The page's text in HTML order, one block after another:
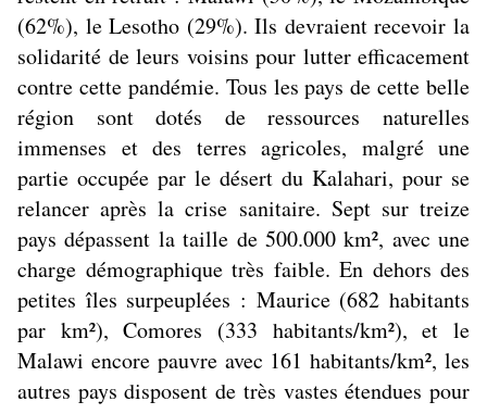
(62%), le Lesotho (29%). Ils devraient recevoir la
solidarité de leurs voisins pour lutter efficacement
contre cette pandémie. Tous les pays de cette belle
région sont dotés de ressources naturelles
immenses et des terres agricoles, malgré une
partie occupée par le désert du Kalahari, pour se
relancer après la crise sanitaire. Sept sur treize
pays dépassent la taille de 500.000 km², avec une
charge démographique très faible. En dehors des
petites îles surpeuplées : Maurice (682 habitants
par km²), Comores (333 habitants/km²), et le
Malawi encore pauvre avec 161 habitants/km², les
autres pays disposent de très vastes étendues pour